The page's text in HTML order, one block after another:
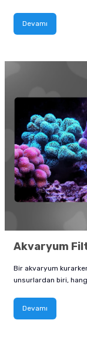
Devamı
Akvaryum
Bir akvaryum
unsurlardan biri,
Devamı